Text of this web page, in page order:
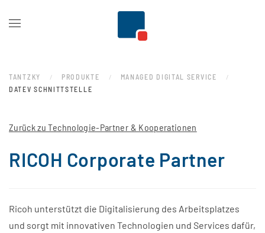
TANTZKY PRODUKTE
MANAGED DIGITAL SERVICE
DATEV SCHNITTSTELLE
Zurück zu Technologie-Partner & Kooperationen
RICOH Corporate Partner
Ricoh unterstützt die Digitalisierung des Arbeitsplatzes
und sorgt mit innovativen Technologien und Services dafür,